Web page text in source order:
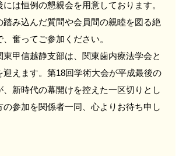
には恒例の懇親会を用意しております。
踏み込んだ質問や会員間の親睦を図る絶
奮ってご参加ください。
甲信越静支部は、関東歯内療法学会と
迎えます。第18回学術大会が平成最後の
、新時代の幕開けを控えた一区切りとし
の参加を関係者一同、心よりお待ち申し